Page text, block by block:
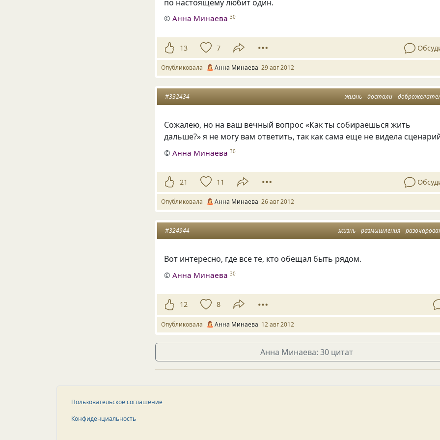
по настоящему любит один.
©Анна Минаева 30
13 7
Опубликовала Анна Минаева 29 авг 2012
жизнь достали
#332434
Сожалею, но на ваш вечный вопрос «Как ты собираешься жить
дальше?» я не могу вам ответить, так как сама еще не видела
©Анна Минаева 30
21 11
Опубликовала Анна Минаева 26 авг 2012
жизнь размышления
#324944
Вот интересно, где все те, кто обещал быть рядом.
©Анна Минаева 30
12 8
Опубликовала Анна Минаева 12 авг 2012
Анна Минаева: 30 цитат
Пользовательское соглашение
Конфиденциальность